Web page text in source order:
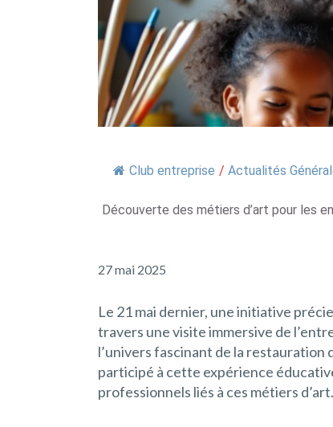
Club entreprise / Actualités
Découverte des métiers d’art pour les
27 mai 2025
Le 21 mai dernier, une initiative
travers une visite immersive de
l’univers fascinant de la restauration
participé à cette expérience
professionnels liés à ces métiers d’art.